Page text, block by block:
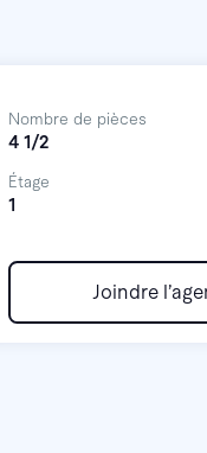
Nombre de pièces
4 1/2
Étage
1
Joindre